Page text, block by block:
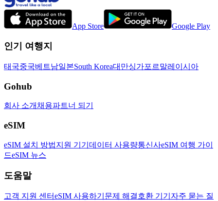
App Store Google Play
인기 여행지
태국중국베트남일본South Korea대만싱가포르말레이시아
Gohub
회사 소개 채용파트너 되기
eSIM
eSIM 설치 방법지원 기기 데이터 사용량통신사eSIM 여행 가이
드eSIM 뉴스
도움말
고객 지원 센터eSIM 사용하기 문제 해결호환 기기 자주 묻는 질